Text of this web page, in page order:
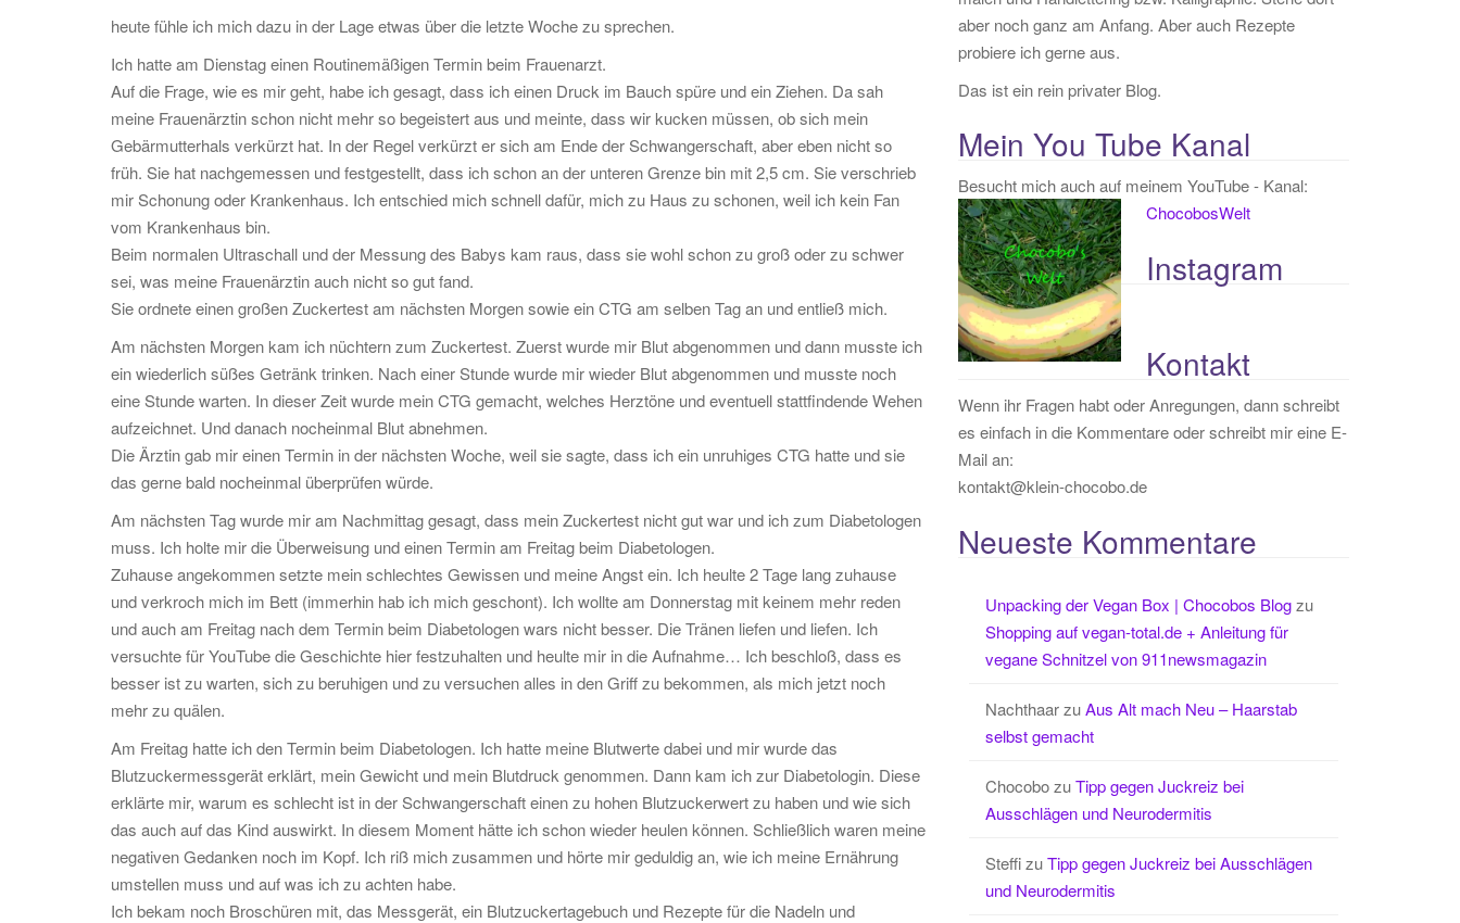
heute fühle ich mich dazu in der Lage etwas über die letzte Woche zu sprechen.
Ich hatte am Dienstag einen Routinemäßigen Termin beim Frauenarzt.
Auf die Frage, wie es mir geht, habe ich gesagt, dass ich einen Druck im Bauch spüre und ein Ziehen. Da sah
meine Frauenärztin schon nicht mehr so begeistert aus und meinte, dass wir kucken müssen, ob sich mein
Gebärmutterhals verkürzt hat. In der Regel verkürzt er sich am Ende der Schwangerschaft, aber eben nicht so
früh. Sie hat nachgemessen und festgestellt, dass ich schon an der unteren Grenze bin mit 2,5 cm. Sie verschrieb
mir Schonung oder Krankenhaus. Ich entschied mich schnell dafür, mich zu Haus zu schonen, weil ich kein Fan
vom Krankenhaus bin.
Beim normalen Ultraschall und der Messung des Babys kam raus, dass sie wohl schon zu groß oder zu schwer
sei, was meine Frauenärztin auch nicht so gut fand.
Sie ordnete einen großen Zuckertest am nächsten Morgen sowie ein CTG am selben Tag an und entließ mich.
Am nächsten Morgen kam ich nüchtern zum Zuckertest. Zuerst wurde mir Blut abgenommen und dann musste ich
ein wiederlich süßes Getränk trinken. Nach einer Stunde wurde mir wieder Blut abgenommen und musste noch
eine Stunde warten. In dieser Zeit wurde mein CTG gemacht, welches Herztöne und eventuell stattfindende Wehen
aufzeichnet. Und danach nocheinmal Blut abnehmen.
Die Ärztin gab mir einen Termin in der nächsten Woche, weil sie sagte, dass ich ein unruhiges CTG hatte und sie
das gerne bald nocheinmal überprüfen würde.
Am nächsten Tag wurde mir am Nachmittag gesagt, dass mein Zuckertest nicht gut war und ich zum Diabetologen
muss. Ich holte mir die Überweisung und einen Termin am Freitag beim Diabetologen.
Zuhause angekommen setzte mein schlechtes Gewissen und meine Angst ein. Ich heulte 2 Tage lang zuhause
und verkroch mich im Bett (immerhin hab ich mich geschont). Ich wollte am Donnerstag mit keinem mehr reden
und auch am Freitag nach dem Termin beim Diabetologen wars nicht besser. Die Tränen liefen und liefen. Ich
versuchte für YouTube die Geschichte hier festzuhalten und heulte mir in die Aufnahme… Ich beschloß, dass es
besser ist zu warten, sich zu beruhigen und zu versuchen alles in den Griff zu bekommen, als mich jetzt noch
mehr zu quälen.
Am Freitag hatte ich den Termin beim Diabetologen. Ich hatte meine Blutwerte dabei und mir wurde das
Blutzuckermessgerät erklärt, mein Gewicht und mein Blutdruck genommen. Dann kam ich zur Diabetologin. Diese
erklärte mir, warum es schlecht ist in der Schwangerschaft einen zu hohen Blutzuckerwert zu haben und wie sich
das auch auf das Kind auswirkt. In diesem Moment hätte ich schon wieder heulen können. Schließlich waren meine
negativen Gedanken noch im Kopf. Ich riß mich zusammen und hörte mir geduldig an, wie ich meine Ernährung
umstellen muss und auf was ich zu achten habe.
Ich bekam noch Broschüren mit, das Messgerät, ein Blutzuckertagebuch und Rezepte für die Nadeln und
aber noch ganz am Anfang. Aber auch Rezepte
probiere ich gerne aus.
Das ist ein rein privater Blog.
Mein You Tube Kanal
Besucht mich auch auf meinem YouTube - Kanal:
ChocobosWelt
Instagram
Kontakt
Wenn ihr Fragen habt oder Anregungen, dann schreibt
es einfach in die Kommentare oder schreibt mir eine E-
Mail an:
kontakt@klein-chocobo.de
Neueste Kommentare
Unpacking der Vegan Box | Chocobos Blogzu
Shopping auf vegan-total.de + Anleitung für
vegane Schnitzel von 911newsmagazin
NachthaarzuAus Alt mach Neu – Haarstab
selbst gemacht
ChocobozuTipp gegen Juckreiz bei
Ausschlägen und Neurodermitis
SteffizuTipp gegen Juckreiz bei Ausschlägen
und Neurodermitis